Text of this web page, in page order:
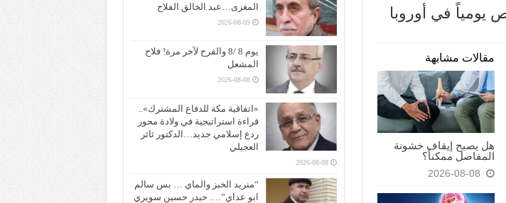
مقالات مشابهة
هل يصبح إيقاف خشونة
المفاصل ممكناً؟
2026-08-08
المغزى…عبد الخالق الفلاح
2026-08-09
يوم 8 /8 والفرح لآخر مرة! فلاح
المشعل
2026-08-08
«اتفاقية مكة للدفاع المشترك»..
قراءة استراتيجية في ولادة محور
ردع إسلامي جديد…الدكتور ثائر
العجيلي
2026-08-08
“منريد الخبز والماي … بس سالم
ابو عداي”…. حيدر حسين سويري